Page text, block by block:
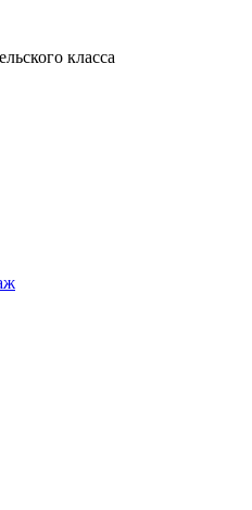
класса